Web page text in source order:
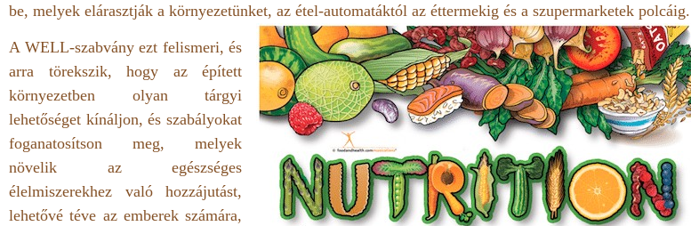
be, melyek elárasztják a környezetünket, az étel-automatáktól az éttermekig és a szupermarketek polcáig.
A WELL-szabvány ezt felismeri, és
arra törekszik, hogy az épített
környezetben olyan tárgyi
lehetőséget kínáljon, és szabályokat
foganatosítson meg, melyek
növelik az egészséges
élelmiszerekhez való hozzájutást,
lehetővé téve az emberek számára,